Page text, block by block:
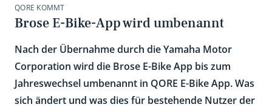
QORE KOMMT
Brose E-Bike-App wird umbenannt
Nach der Übernahme durch die Yamaha Motor
Corporation wird die Brose E-Bike App bis zum
Jahreswechsel umbenannt in QORE E-Bike App. Was
sich ändert und was dies für bestehende Nutzer der